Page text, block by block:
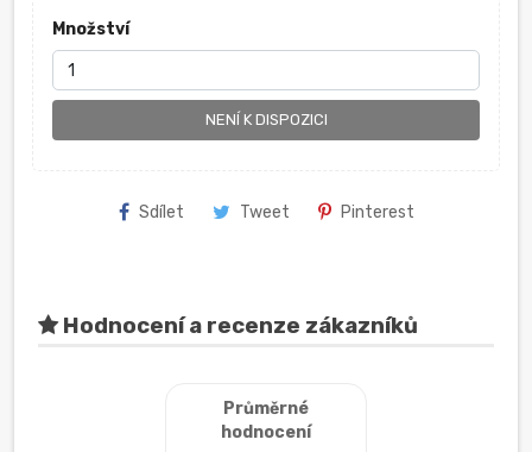
Množství
NENÍ K DISPOZICI
Sdílet Tweet Pinterest
Hodnocení a recenze zákazníků
Průměrné
hodnocení